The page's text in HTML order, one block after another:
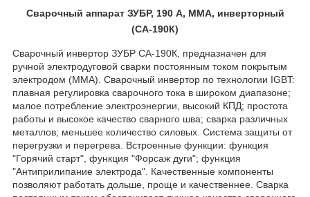
Сварочный аппарат ЗУБР, 190 А, MMA, инверторный
(СА-190К)
Сварочный инвертор ЗУБР СА-190К, предназначен для
ручной электродуговой сварки постоянным током покрытым
электродом (ММА). Сварочный инвертор по технологии IGBT:
плавная регулировка сварочного тока в широком диапазоне;
малое потребление электроэнергии, высокий КПД; простота
работы и высокое качество сварного шва; сварка различных
металлов; меньшее количество силовых. Система защиты от
перегрузки и перегрева. Встроенные функции: функция
"Горячий старт", функция "Форсаж дуги"; функция
"Антиприлипание электрода". Качественные компоненты
позволяют работать дольше, проще и качественнее. Сварка